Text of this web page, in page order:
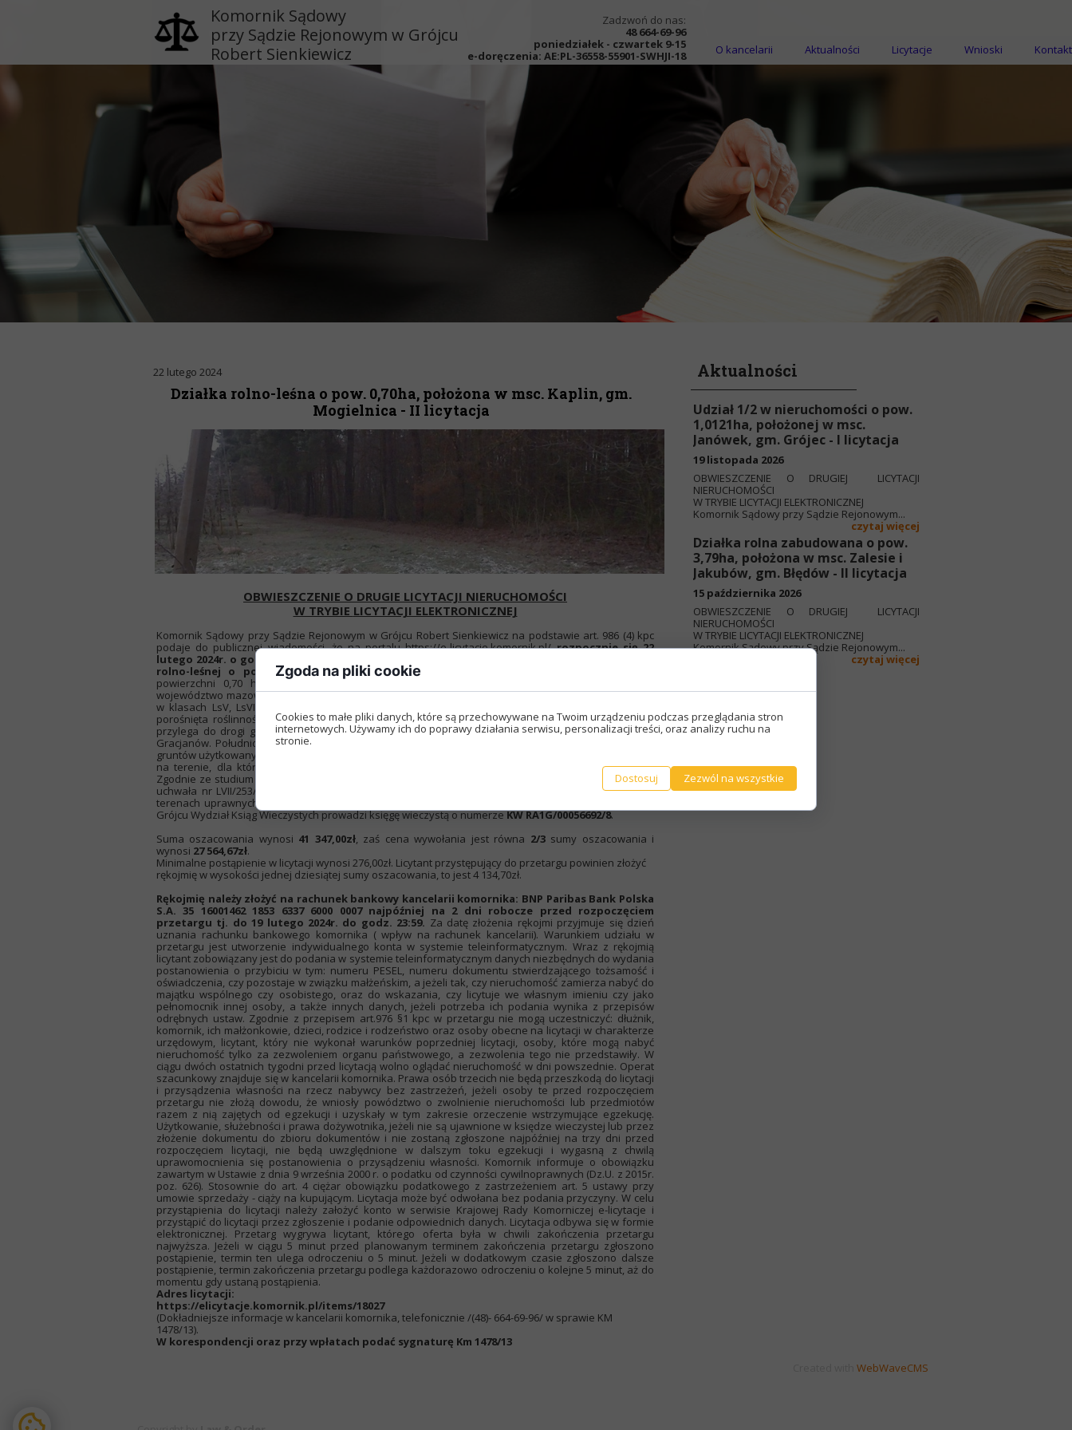
Udział 1/2 w nieruchomości o pow.
1,0121ha, położonej w msc.
Janówek, gm. Grójec - I licytacja
19 listopada 2026
OBWIESZCZENIE O DRUGIEJ LICYTACJI
NIERUCHOMOŚCI
W TRYBIE LICYTACJI ELEKTRONICZNEJ
Komornik Sądowy przy Sądzie Rejonowym...
czytaj więcej
Działka rolna zabudowana o pow.
3,79ha, położona w msc. Zalesie i
Jakubów, gm. Błędów - II licytacja
15 października 2026
OBWIESZCZENIE O DRUGIEJ LICYTACJI
NIERUCHOMOŚCI
W TRYBIE LICYTACJI ELEKTRONICZNEJ
Komornik Sądowy przy Sądzie Rejonowym...
czytaj więcej
22 lutego 2024
Działka rolno-leśna o pow. 0,70ha, położona w msc. Kaplin, gm.
Mogielnica - II licytacja
OBWIESZCZENIE O DRUGIE LICYTACJI NIERUCHOMOŚCI
W TRYBIE LICYTACJI ELEKTRONICZNEJ
Komornik Sądowy przy Sądzie Rejonowym w Grójcu Robert Sienkiewicz na podstawie art. 986 (4) kpc
podaje do publicznej wiadomości, że na portalu https://e-licytacje.komornik.pl/rozpocznie się 22
lutego 2024r. o godz.12:00 a zakończy 29 lutego 2024 r. do godz. 12:00 druga licytacja działki
rolno-leśnej o pow. 0,70 ha. Przedmiotem licytacji będzie nieruchomość gruntowa, rolna o
powierzchni 0,70 ha położona w msc. Kaplin, (obręb 0018), gm. Mogielnica, powiat grójecki,
województwo mazowieckie. Działka nr ew. 259 o wym. ok.11m x 636m, oznaczona w rejestrze gruntów
w klasach LsV, LsVI, RIVa, RIVb, RV. Działka obecnie nie jest użytkowana rolniczo, część północna
porośnięta roślinnością trawiastą i samosiejkami, część południową stanowi las. Północnym bokiem
przylega do drogi gminnej (o nawierzchni bitumicznej), łączącej miejscowość Kaplin z miejscowością
Gracjanów. Południowym bokiem przylega do drogi gruntowej. Działka położona jest w sąsiedztwie
gruntów użytkowanych rolniczo oraz gruntów zalesionych, (w części leśnej). Nieruchomość znajduje się
na terenie, dla którego nie został uchwalony miejscowy plan zagospodarowania przestrzennego.
Zgodnie ze studium uwarunkowań i kierunków zagospodarowania przestrzennego gminy Mogielnica,
uchwała nr LVII/253/2018 Rady Miejskiej w Mogielnicy z 12 kwietnia 2018 r. działka znajduje się na
terenach uprawnych (R) oraz terenach lasów i zadrzewień (ZL). Dla nieruchomości Sąd Rejonowy w
Grójcu Wydział Ksiąg Wieczystych prowadzi księgę wieczystą o numerzeKW RA1G/00056692/8.
Suma oszacowania wynosi 41 347,00zł, zaś cena wywołania jest równa 2/3sumy oszacowania i
wynosi 27 564,67zł.
Minimalne postąpienie w licytacji wynosi 276,00zł. Licytant przystępujący do przetargu powinien złożyć
rękojmię w wysokości jednej dziesiątej sumy oszacowania, to jest 4 134,70zł.
Rękojmię należy złożyć na rachunek bankowy kancelarii komornika: BNP Paribas Bank Polska
S.A. 35 16001462 1853 6337 6000 0007 najpóźniej na 2 dni robocze przed rozpoczęciem
przetargu tj. do 19 lutego 2024r. do godz. 23:59. Za datę złożenia rękojmi przyjmuje się dzień
uznania rachunku bankowego komornika ( wpływ na rachunek kancelarii). Warunkiem udziału w
przetargu jest utworzenie indywidualnego konta w systemie teleinformatycznym. Wraz z rękojmią
licytant zobowiązany jest do podania w systemie teleinformatycznym danych niezbędnych do wydania
postanowienia o przybiciu w tym: numeru PESEL, numeru dokumentu stwierdzającego tożsamość i
oświadczenia, czy pozostaje w związku małżeńskim, a jeżeli tak, czy nieruchomość zamierza nabyć do
majątku wspólnego czy osobistego, oraz do wskazania, czy licytuje we własnym imieniu czy jako
pełnomocnik innej osoby, a także innych danych, jeżeli potrzeba ich podania wynika z przepisów
odrębnych ustaw. Zgodnie z przepisem art.976 §1 kpc w przetargu nie mogą uczestniczyć: dłużnik,
komornik, ich małżonkowie, dzieci, rodzice i rodzeństwo oraz osoby obecne na licytacji w charakterze
urzędowym, licytant, który nie wykonał warunków poprzedniej licytacji, osoby, które mogą nabyć
nieruchomość tylko za zezwoleniem organu państwowego, a zezwolenia tego nie przedstawiły. W
ciągu dwóch ostatnich tygodni przed licytacją wolno oglądać nieruchomość w dni powszednie. Operat
szacunkowy znajduje się w kancelarii komornika. Prawa osób trzecich nie będą przeszkodą do licytacji
i przysądzenia własności na rzecz nabywcy bez zastrzeżeń, jeżeli osoby te przed rozpoczęciem
przetargu nie złożą dowodu, że wniosły powództwo o zwolnienie nieruchomości lub przedmiotów
razem z nią zajętych od egzekucji i uzyskały w tym zakresie orzeczenie wstrzymujące egzekucję.
Użytkowanie, służebności i prawa dożywotnika, jeżeli nie są ujawnione w księdze wieczystej lub przez
złożenie dokumentu do zbioru dokumentów i nie zostaną zgłoszone najpóźniej na trzy dni przed
rozpoczęciem licytacji, nie będą uwzględnione w dalszym toku egzekucji i wygasną z chwilą
uprawomocnienia się postanowienia o przysądzeniu własności. Komornik informuje o obowiązku
zawartym w Ustawie z dnia 9 września 2000 r. o podatku od czynności cywilnoprawnych (Dz.U. z 2015r.
poz. 626). Stosownie do art. 4 ciężar obowiązku podatkowego z zastrzeżeniem art. 5 ustawy przy
umowie sprzedaży - ciąży na kupującym. Licytacja może być odwołana bez podania przyczyny. W celu
przystąpienia do licytacji należy założyć konto w serwisie Krajowej Rady Komorniczej e-licytacje i
przystąpić do licytacji przez zgłoszenie i podanie odpowiednich danych. Licytacja odbywa się w formie
elektronicznej. Przetarg wygrywa licytant, którego oferta była w chwili zakończenia przetargu
najwyższa. Jeżeli w ciągu 5 minut przed planowanym terminem zakończenia przetargu zgłoszono
postąpienie, termin ten ulega odroczeniu o 5 minut. Jeżeli w dodatkowym czasie zgłoszono dalsze
postąpienie, termin zakończenia przetargu podlega każdorazowo odroczeniu o kolejne 5 minut, aż do
momentu gdy ustaną postąpienia.
Adres licytacji:
https://elicytacje.komornik.pl/items/18027
(Dokładniejsze informacje w kancelarii komornika, telefonicznie /(48)- 664-69-96/ w sprawie KM
1478/13).
W korespondencji oraz przy wpłatach podać sygnaturę Km 1478/13
Aktualności
O kancelarii Aktualności
Licytacje
Wnioski Kontakt
Komornik Sądowy
przy Sądzie Rejonowym w Grójcu
Robert Sienkiewicz
Zadzwoń do nas:
48 664-69-96
poniedziałek - czwartek 9-15
e-doręczenia: AE:PL-36558-55901-SWHJI-18
WebWaveCMS
Zgoda na pliki cookie
Cookies to małe pliki danych, które są przechowywane na Twoim urządzeniu podczas przeglądania stron
internetowych. Używamy ich do poprawy działania serwisu, personalizacji treści, oraz analizy ruchu na
stronie.
Dostosuj Zezwól na wszystkie